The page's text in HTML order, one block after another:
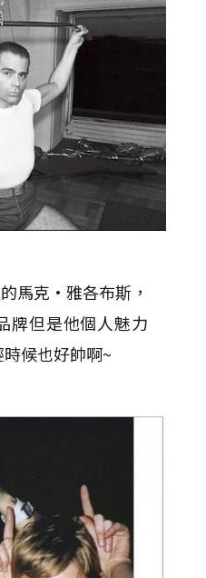
馬克·雅各布斯，
牌但是他個人魅力
候也好帥啊~